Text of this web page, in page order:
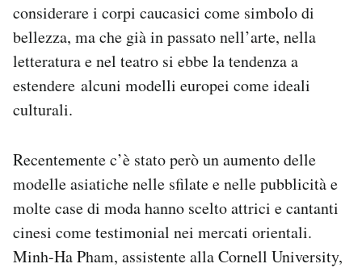
considerare i corpi caucasici come simbolo di
bellezza, ma che già in passato nell’arte, nella
letteratura e nel teatro si ebbe la tendenza a
estendere alcuni modelli europei come ideali
culturali.
Recentemente c’è stato però un aumento delle
modelle asiatiche nelle sfilate e nelle pubblicità e
molte case di moda hanno scelto attrici e cantanti
cinesi come testimonial nei mercati orientali.
Minh-Ha Pham, assistente alla Cornell University,